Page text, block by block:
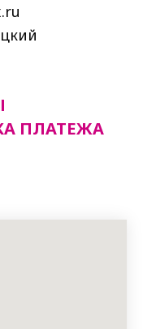
ПЛАТЕЖА